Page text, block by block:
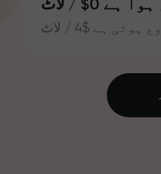
0$ / لاٹ
ہے $4 / لاٹ